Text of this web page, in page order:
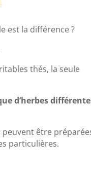
est la différence ?
thés, la seule
d’herbes
être
particulières.